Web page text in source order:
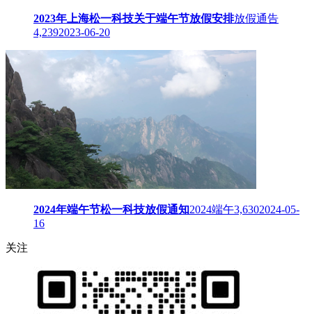
2023年上海松一科技关于端午节放假安排放假通告
4,2392023-06-20
2024年端午节松一科技放假通知2024端午3,6302024-05-
16
关注